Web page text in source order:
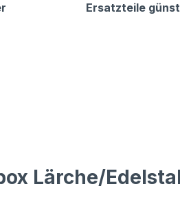
Ersatzteile
Lärche/